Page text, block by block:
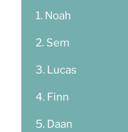
Noah
Sem
Lucas
Finn
Daan